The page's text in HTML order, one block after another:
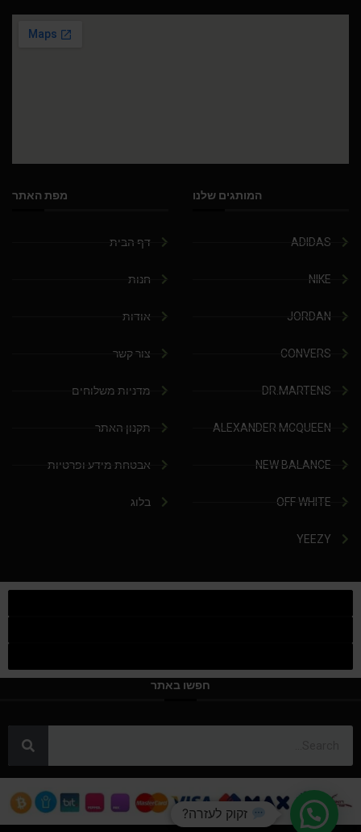
המותגים שלנו
ADIDAS
NIKE
JORDAN
CONVERS
DR.MARTENS
ALEXANDER MCQUEEN
NEW BALANCE
OFF WHITE
YEEZY
מפת האתר
דף הבית
חנות
אודות
צור קשר
מדניות משלוחים
תקנון האתר
אבטחת מידע ופרטיות
בלוג
חפשו באתר
זקוק לעזרה?